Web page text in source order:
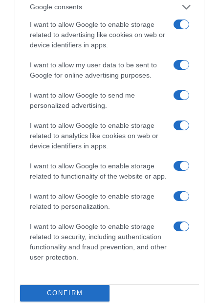
Google consents
I want to allow Google to enable storage
related to advertising like cookies on web or
device identifiers in apps.
I want to allow my user data to be sent to
Google for online advertising purposes.
I want to allow Google to send me
personalized advertising.
I want to allow Google to enable storage
related to analytics like cookies on web or
device identifiers in apps.
I want to allow Google to enable storage
related to functionality of the website or app.
I want to allow Google to enable storage
related to personalization.
I want to allow Google to enable storage
related to security, including authentication
functionality and fraud prevention, and other
user protection.
CONFIRM
Πώς να κάνετε «smart spending» στις φετινές σας
διακοπές
ΔΕΙΤΕ ΤΗΝ ΚΙΝΗΣΗ ΣΤΟΥΣ ΔΡΌΜΟΥΣ
Κίνηση Τώρα: Live Χάρτης Αθήνας